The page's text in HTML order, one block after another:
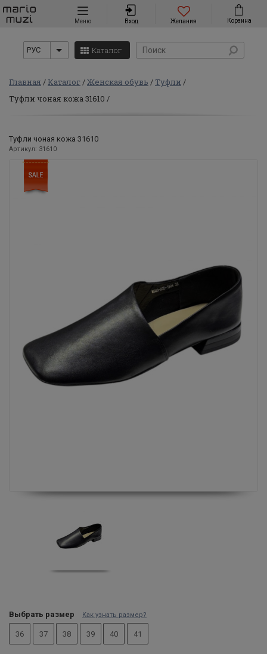
Навигация
Меню Вход Желания Корзина
РУС Каталог
Главная Каталог Женская обувь
Туфли
Туфли чоная кожа 31610
Туфли чоная кожа 31610
Артикул: 31610
Выбрать размер Как узнать размер?
36 37 38 39 40 41